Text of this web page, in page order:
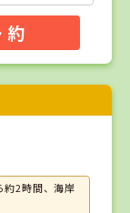
約
約2時間、海岸